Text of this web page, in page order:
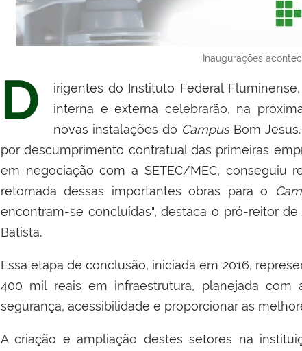
Inaugurações
D
irigentes do Instituto Federal
interna e externa celebrarão, na
novas instalações do Campus Bom
por descumprimento contratual das primeiras
em negociação com a SETEC/MEC, conseguiu
retomada dessas importantes obras para o
encontram-se concluídas", destaca o pró-reitor
Batista.
Essa etapa de conclusão, iniciada em 2016,
400 mil reais em infraestrutura, planejada
segurança, acessibilidade e proporcionar as
A criação e ampliação destes setores na